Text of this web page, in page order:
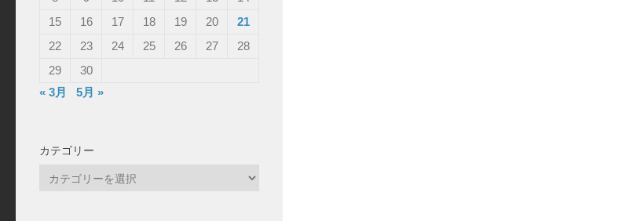
15
16 17 18 19 20
21
22
23 24 25 26 27
28
29
30
« 3月
5月 »
カテゴリー